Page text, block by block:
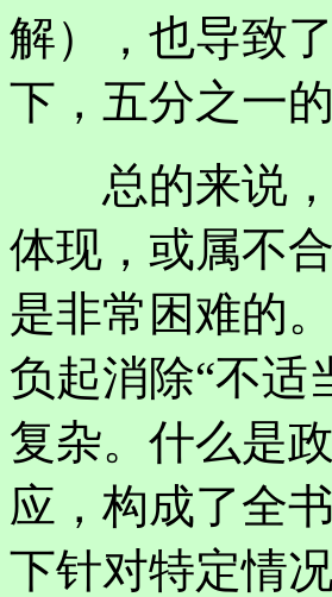
解），也导致
下，五分之一
总的来说，
体现，或属不
是非常困难的
负起消除“不适
复杂。什么是
应，构成了全
下针对特定情